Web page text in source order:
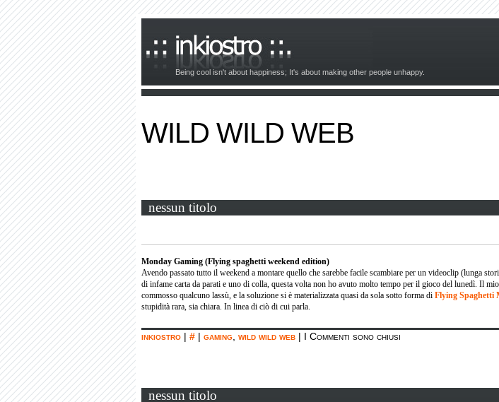
Being cool isn't about happiness; It's about making other people unhappy.
WILD WILD WEB
nessun titolo
Monday Gaming (Flying spaghetti weekend edition)
Avendo passato tutto il weekend a montare quello che sarebbe facile scambiare per un videoclip (lunga
di infame carta da parati e uno di colla, questa volta non ho avuto molto tempo per il gioco del lunedì. Il
commosso qualcuno lassù, e la soluzione si è materializzata quasi da sola sotto forma di Flying Spaghetti
stupidità rara, sia chiara. In linea di ciò di cui parla.
inkiostro | # | gaming wild wild web | I Commenti sono chiusi
nessun titolo